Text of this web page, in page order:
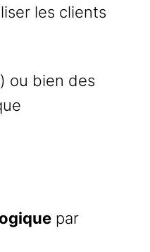
les clients
ou bien des
par